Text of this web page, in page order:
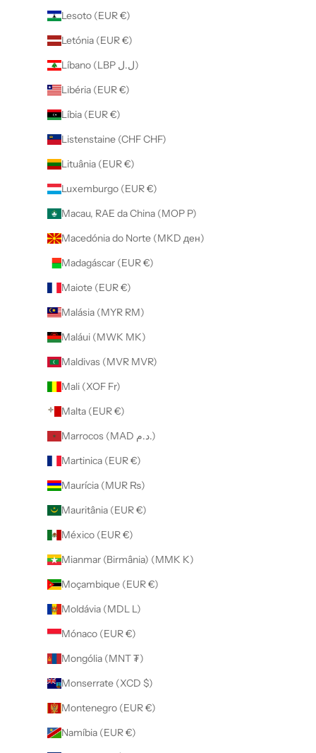
Lesoto (EUR €)
Letónia (EUR €)
Líbano (LBP ل.ل)
Libéria (EUR €)
Líbia (EUR €)
Listenstaine (CHF CHF)
Lituânia (EUR €)
Luxemburgo (EUR €)
Macau, RAE da China (MOP P)
Macedónia do Norte (MKD ден)
Madagáscar (EUR €)
Maiote (EUR €)
Malásia (MYR RM)
Maláui (MWK MK)
Maldivas (MVR MVR)
Mali (XOF Fr)
Malta (EUR €)
Marrocos (MAD د.م.)
Martinica (EUR €)
Maurícia (MUR ₨)
Mauritânia (EUR €)
México (EUR €)
Mianmar (Birmânia) (MMK K)
Moçambique (EUR €)
Moldávia (MDL L)
Mónaco (EUR €)
Mongólia (MNT ₮)
Monserrate (XCD $)
Montenegro (EUR €)
Namíbia (EUR €)